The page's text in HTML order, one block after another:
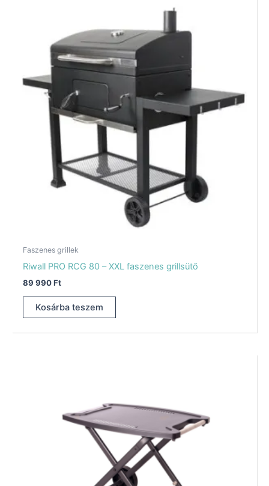
Faszenes grillek
Riwall PRO RCG 80 – XXL faszenes grillsütő
89 990Ft
Kosárba teszem